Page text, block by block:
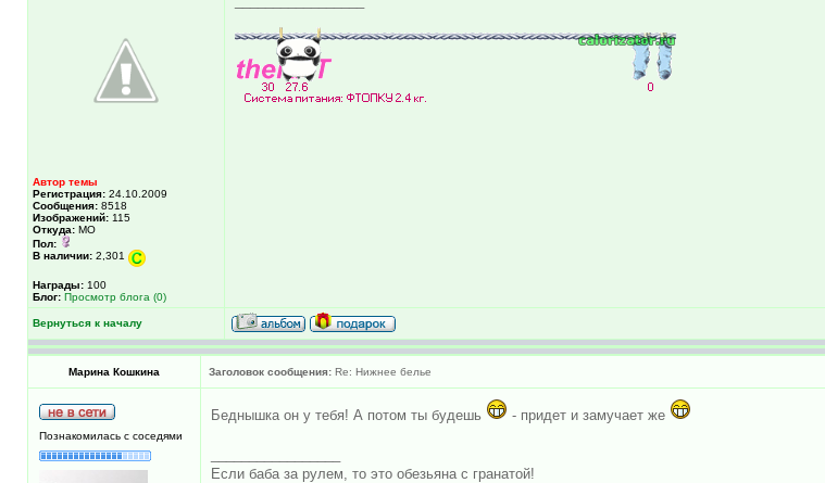
Автор темы
Регистрация: 24.10.2009
Сообщения: 8518
Изображений: 115
Откуда: МО
Пол:
В наличии: 2,301
Награды: 100
Блог: Просмотр блога (0)
Вернуться к началу
Марина Кошкина Заголовок сообщения: Re: Нижнее белье
Познакомилась с соседями
Беднышка он у тебя! А потом ты будешь - придет и замучает же
Если баба за рулем, то это обезьяна с гранатой!